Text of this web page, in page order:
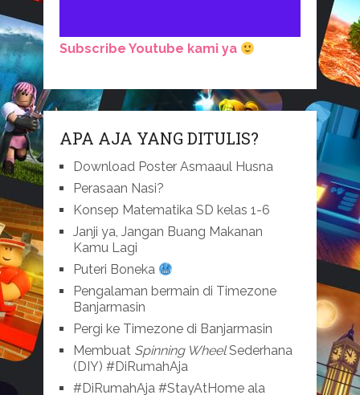
Subscribe Youtube kami ya
APA AJA YANG DITULIS?
Download Poster Asmaaul Husna
Perasaan Nasi?
Konsep Matematika SD kelas 1-6
Janji ya, Jangan Buang Makanan
Kamu Lagi
Puteri Boneka
Pengalaman bermain di Timezone
Banjarmasin
Pergi ke Timezone di Banjarmasin
Membuat Spinning WheelSederhana
(DIY) #DiRumahAja
#DiRumahAja #StayAtHome ala